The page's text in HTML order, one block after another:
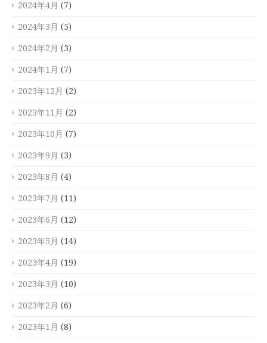
2024年4月 (7)
2024年3月 (5)
2024年2月 (3)
2024年1月 (7)
2023年12月 (2)
2023年11月 (2)
2023年10月 (7)
2023年9月 (3)
2023年8月 (4)
2023年7月 (11)
2023年6月 (12)
2023年5月 (14)
2023年4月 (19)
2023年3月 (10)
2023年2月 (6)
2023年1月 (8)